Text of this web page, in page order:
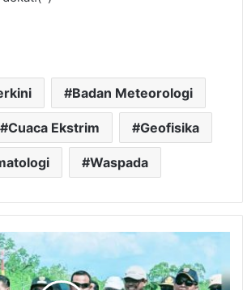
Badan Meteorologi
Cuaca Ekstrim Geofisika
Waspada